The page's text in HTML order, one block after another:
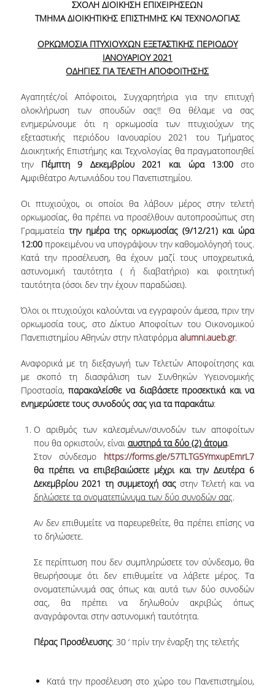
FACULTY AND STAFF
FACULTY OF THE DEPARTMENT
RESIDENT FACULTY MEMBERS
HONONARY DOCTORATES
VISITING PROFESSORS
LABORATORY TEACHING STAFF
SPECIAL TECHNICAL LABORATORY STAFF
ADMINISTRATIVE STAFF
POSTDOCTORAL RESEARCHERS
UNDERGRADUATE STUDIES
CURRICULUM OF THE DEPARTMENT
GUIDE AND STREAMS OF STUDY
PROGRAM COURSES
INTERNSHIP AND THESIS
TEACHING AND EXAMS
POSTGRADUATE STUDIES
POSTGRADUATE PROGRAMS
THE DOCTORAL PROGRAM
CURRENT PHD HOLDERS
PHD CANDIDATES
RESEARCH SEMINARS
ERASMUS+ PROGRAMME
COURSES OFFERED BY THE
ΣΧΟΛΗ ΔΙΟΙΚΗΣΗ ΕΠΙΧΕΙΡΗΣΕΩΝ
ΤΜΗΜΑ ΔΙΟΙΚΗΤΙΚΗΣ ΕΠΙΣΤΗΜΗΣ ΚΑΙ ΤΕΧΝΟΛΟΓΙΑΣ
ΟΡΚΩΜΟΣΙΑ ΠΤΥΧΙΟΥΧΩΝ ΕΞΕΤΑΣΤΙΚΗΣ ΠΕΡΙΟΔΟΥ
ΙΑΝΟΥΑΡΙΟΥ 2021
ΟΔΗΓΙΕΣ ΓΙΑ ΤΕΛΕΤΗ ΑΠΟΦΟΙΤΗΣΗΣ
Αγαπητές/οί Απόφοιτοι, Συγχαρητήρια για την επιτυχή
ολοκλήρωση των σπουδών σας!! Θα θέλαμε να σας
ενημερώνουμε ότι η ορκωμοσία των πτυχιούχων της
εξεταστικής περιόδου Ιανουαρίου 2021 του Τμήματος
Διοικητικής Επιστήμης και Τεχνολογίας θα πραγματοποιηθεί
την Πέμπτη 9 Δεκεμβρίου 2021 και ώρα 13:00 στο
Αμφιθέατρο Αντωνιάδου του Πανεπιστημίου.
Οι πτυχιούχοι, οι οποίοι θα λάβουν μέρος στην τελετή
ορκωμοσίας, θα πρέπει να προσέλθουν αυτοπροσώπως στη
Γραμματεία την ημέρα της ορκωμοσίας (9/12/21) και ώρα
12:00προκειμένου να υπογράψουν την καθομολόγησή τους.
Κατά την προσέλευση, θα έχουν μαζί τους υποχρεωτικά,
αστυνομική ταυτότητα ( ή διαβατήριο) και φοιτητική
ταυτότητα (όσοι δεν την έχουν παραδώσει).
Όλοι οι πτυχιούχοι καλούνται να εγγραφούν άμεσα, πριν την
ορκωμοσία τους, στο Δίκτυο Αποφοίτων του Οικονομικού
Πανεπιστημίου Αθηνών στην πλατφόρμα alumni.aueb.gr.
Αναφορικά με τη διεξαγωγή των Τελετών Αποφοίτησης και
με σκοπό τη διασφάλιση των Συνθηκών Υγειονομικής
Προστασία,παρακαλείσθε να διαβάσετε προσεκτικά και να
ενημερώσετε τους συνοδούς σας για τα παρακάτω:
Ο αριθμός των καλεσμένων/συνοδών των αποφοίτων
που θα ορκιστούν, είναι αυστηρά τα δύο (2) άτομα.
Στον σύνδεσμο https://forms.gle/57TLTG5YmxupEmrL7
θα πρέπει να επιβεβαιώσετε μέχρι και την Δευτέρα 6
Δεκεμβρίου 2021 τη συμμετοχή σας στην Τελετή και να
δηλώσετε τα ονοματεπώνυμα των δύο συνοδών σας.
Αν δεν επιθυμείτε να παρευρεθείτε, θα πρέπει επίσης να
το δηλώσετε.
Σε περίπτωση που δεν συμπληρώσετε τον σύνδεσμο, θα
θεωρήσουμε ότι δεν επιθυμείτε να λάβετε μέρος. Τα
ονοματεπώνυμά σας όπως και αυτά των δύο συνοδών
σας, θα πρέπει να δηλωθούν ακριβώς όπως
αναγράφονται στην αστυνομική ταυτότητα.
Πέρας Προσέλευσης: 30 ‘ πρίν την έναρξη της τελετής
Κατά την προσέλευση στο χώρο του Πανεπιστημίου,